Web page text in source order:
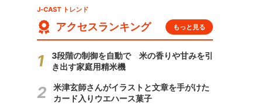
J-CAST トレンド
アクセスランキング もっと見る
3段階の制御を自動で 米の香りや甘みを引
き出す家庭用精米機
米津玄師さんがイラストと文章を手がけた
カード入りウエハース菓子